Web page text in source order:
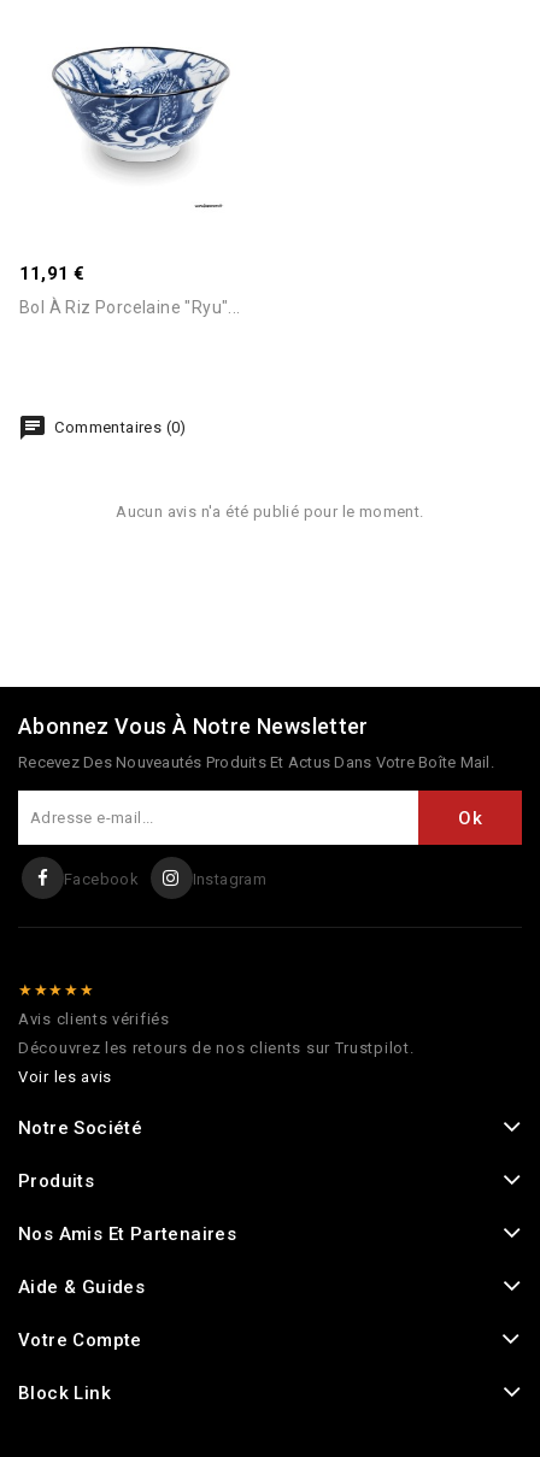
11,91 €
Bol À Riz Porcelaine "Ryu"...
Commentaires (0)
Aucun avis n'a été publié pour le moment.
Abonnez Vous À Notre Newsletter
Recevez Des Nouveautés Produits Et Actus Dans Votre Boîte Mail.
Facebook Instagram
★★★★★
Avis clients vérifiés
Découvrez les retours de nos clients sur Trustpilot.
Voir les avis
Notre Société
Produits
Nos Amis Et Partenaires
Aide & Guides
Votre Compte
Block Link